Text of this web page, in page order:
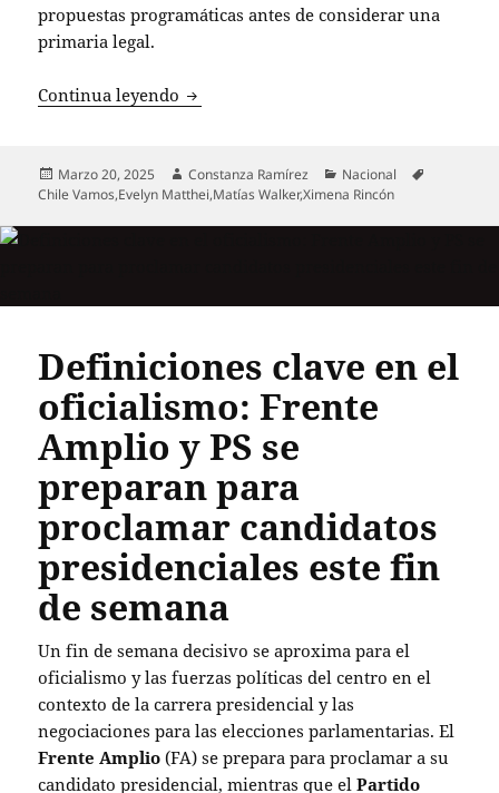
propuestas programáticas antes de considerar una
primaria legal.
Continua leyendo Demócratas elige a Ximena Rincón
Publicado
el
Marzo 20, 2025 Autor
Constanza Ramírez Categorías
Nacional
Chile Vamos,Evelyn Matthei,Matías Walker,Ximena Rincón
Definiciones clave en el
oficialismo: Frente
Amplio y PS se
preparan para
proclamar candidatos
presidenciales este fin
de semana
Un fin de semana decisivo se aproxima para el
oficialismo y las fuerzas políticas del centro en el
contexto de la carrera presidencial y las
negociaciones para las elecciones parlamentarias. El
Frente Amplio (FA) se prepara para proclamar a su
candidato presidencial, mientras que elPartido